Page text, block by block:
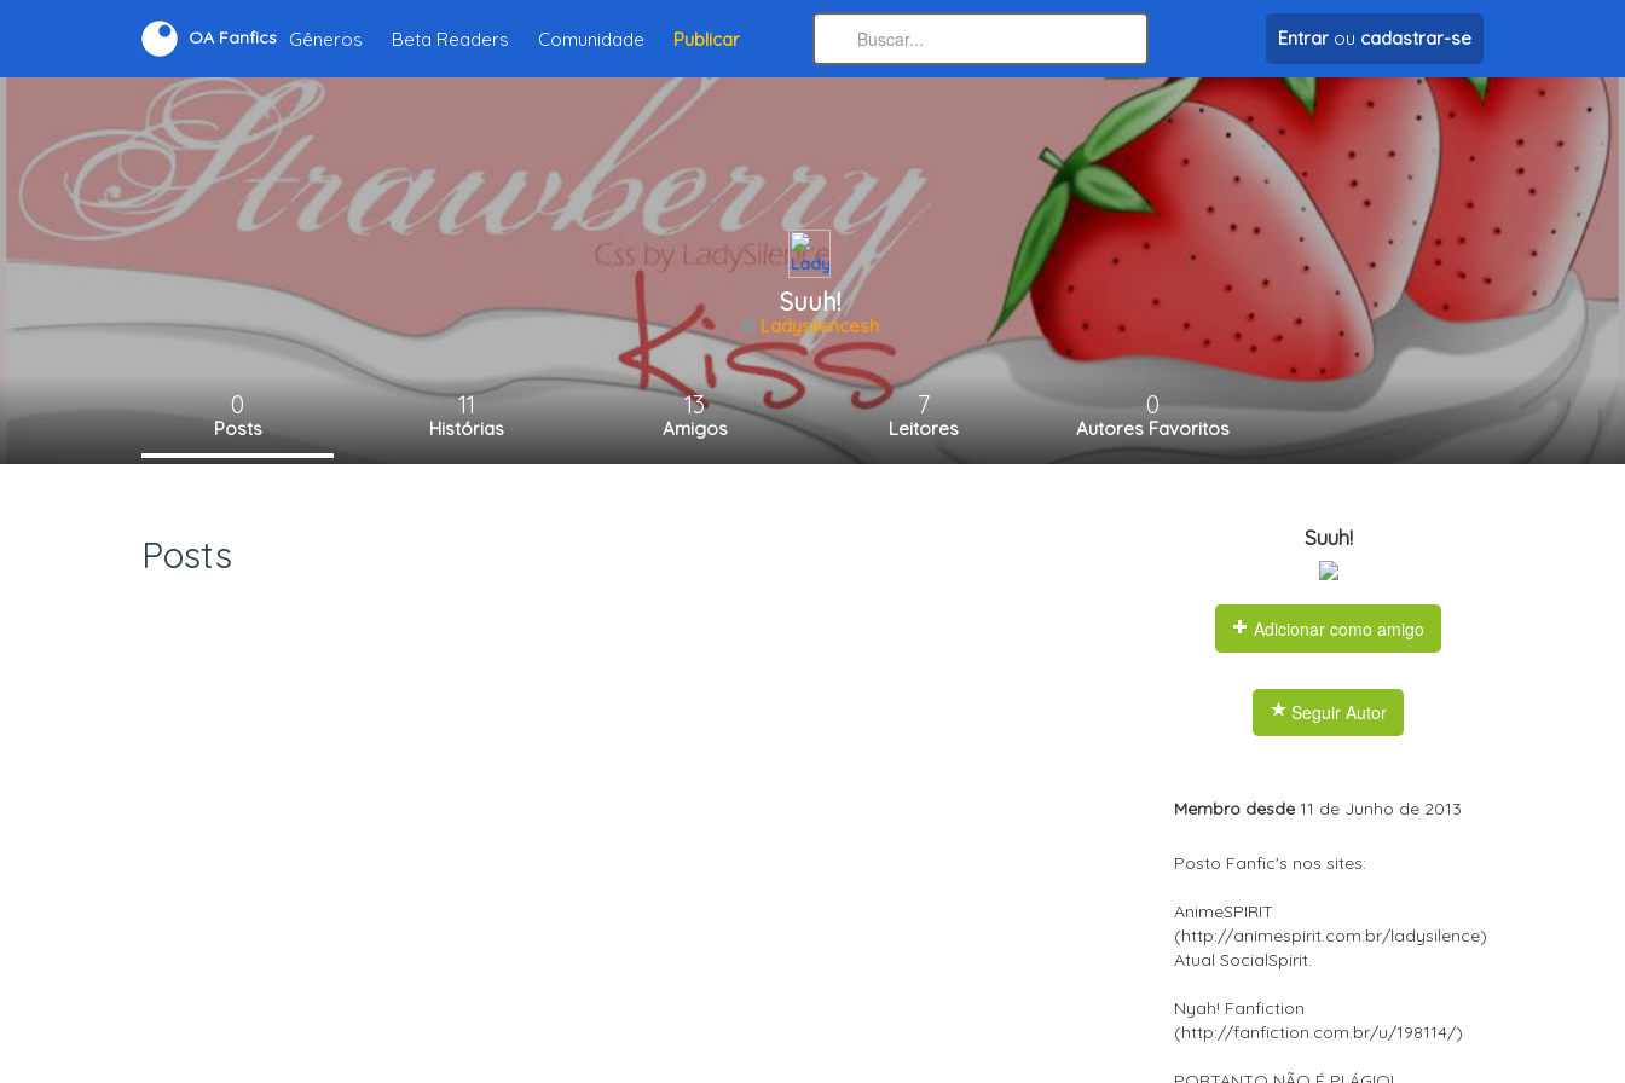
OA Fanfics Gêneros Beta Readers Comunidade Publicar Entrar ou cadastrar-se
Suuh!
Ladysilencesh
0
Posts
11
Histórias
13
Amigos
7
Leitores
0
Autores Favoritos
Posts Suuh!
Adicionar como amigo
Seguir Autor
Membro desde11 de Junho de 2013
Posto Fanfic's nos sites:
AnimeSPIRIT
(http://animespirit.com.br/ladysilence)
Atual SocialSpirit.
Nyah! Fanfiction
(http://fanfiction.com.br/u/198114/)